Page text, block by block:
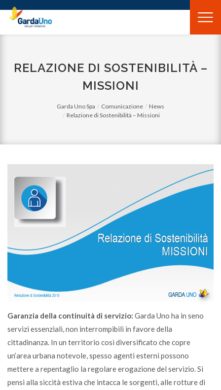
Gardauno
Spa
RELAZIONE DI SOSTENIBILITÀ –
MISSIONI
Garda Uno Spa Comunicazione
News
Relazione di Sostenibilità – Missioni
Garanzia della continuità di servizio: Garda Uno ha in seno
servizi essenziali, non interrompibili in favore della
cittadinanza. In un territorio così diversificato che copre
un’area urbana notevole, spesso agenti esterni possono
mettere a repentaglio la regolare erogazione del servizio. Si
pensi alla siccità estiva che intacca le sorgenti, alle rotture di